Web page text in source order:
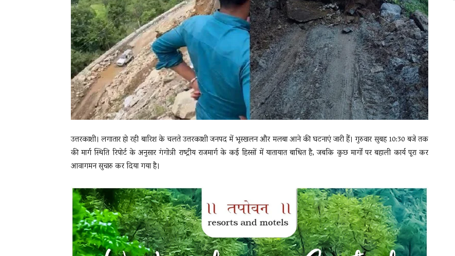
उत्तरकाशी। लगातार हो रही बारिश के चलते उत्तरकाशी जनपद में भूस्खलन और मलबा आने की घटनाएं जारी हैं। गुरुवार सुबह 10:30 बजे तक
की मार्ग स्थिति रिपोर्ट के अनुसार गंगोत्री राष्ट्रीय राजमार्ग के कई हिस्सों में यातायात बाधित है, जबकि कुछ मार्गों पर बहाली कार्य पूरा कर
आवागमन सुचारु कर दिया गया है।